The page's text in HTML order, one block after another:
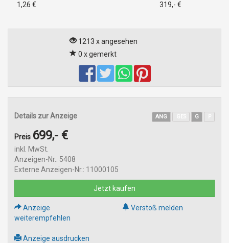
1,26 € 319,- €
1213 x angesehen
0 x gemerkt
Details zur Anzeige ANG G
Preis 699,- €
inkl. MwSt.
Anzeigen-Nr.: 5408
Externe Anzeigen-Nr.: 11000105
Jetzt kaufen
Anzeige
weiterempfehlen
Verstoß melden
Anzeige ausdrucken